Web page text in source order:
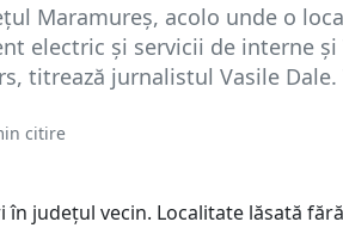
Maramureș, acolo unde o
electric și servicii de interne și
titrează jurnalistul Vasile Dale.
citire